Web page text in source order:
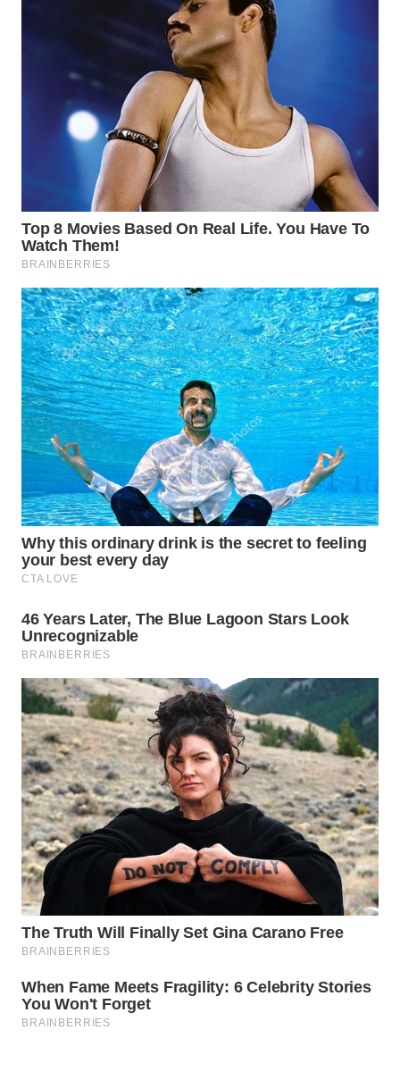
SOLO
BOROBUDUR
WN
MADURA
WN
SURABAYA
WN
NATUNA
WN
BINTAN
WN
MANDALIKA
WN
LIKUPANG
WN
LABUANBAJO
WN
BORNEO
Wahana
Media
Group
WAHANA
NEWS
WAHANA
ADVOKAT